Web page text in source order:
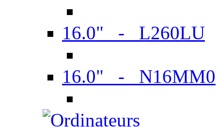
16.0" - L260LU
16.0" - N16MM0